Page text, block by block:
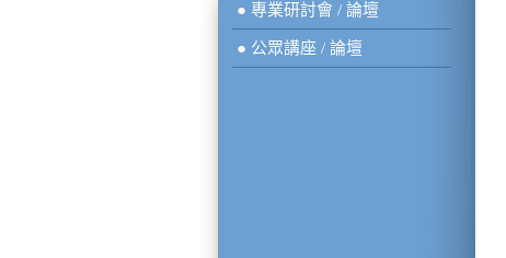
● 專業研討會 / 論壇
● 公眾講座 / 論壇